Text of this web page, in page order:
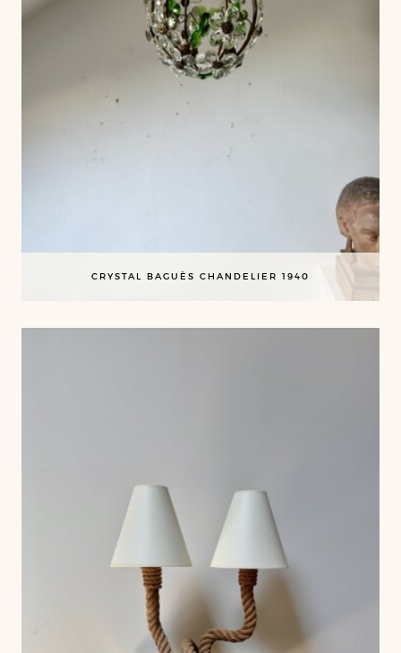
CRYSTAL BAGUÈS CHANDELIER 1940